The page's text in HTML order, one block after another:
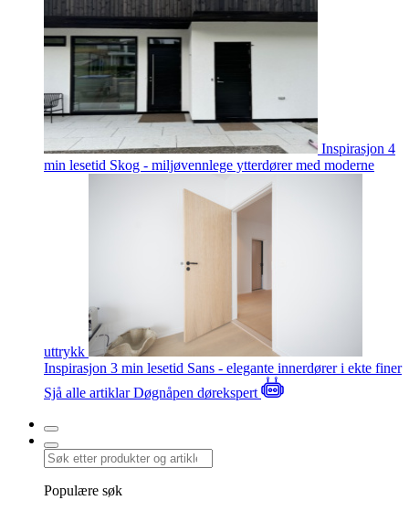
Inspirasjon 4
min lesetid Skog - miljøvennlege ytterdører med moderne
uttrykk
Inspirasjon 3 min lesetid Sans - elegante innerdører i ekte finer
Sjå alle artiklarDøgnåpen dørekspert
Populære søk